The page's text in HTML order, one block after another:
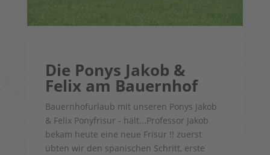
Die Ponys Jakob &
Felix am Bauernhof
Bauernhofurlaub mit unseren Ponys Jakob
& Felix Ponyfrisur - hält...Professor Jakob
bekam heute eine neue Frisur !! zuerst
übten wir den spanischen Schritt, erste